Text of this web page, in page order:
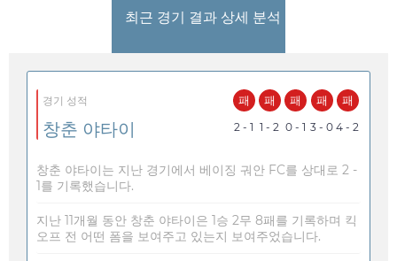
최근 경기 결과 상세 분석
경기 성적
창춘 야타이
패
2 - 1
패
1 - 2
패
0 - 1
패
3 - 0
패
4 - 2
창춘 야타이는 지난 경기에서 베이징 궈안 FC를 상대로 2 -
1를 기록했습니다.
지난 11개월 동안 창춘 야타이은 1승 2무 8패를 기록하며 킥
오프 전 어떤 폼을 보여주고 있는지 보여주었습니다.